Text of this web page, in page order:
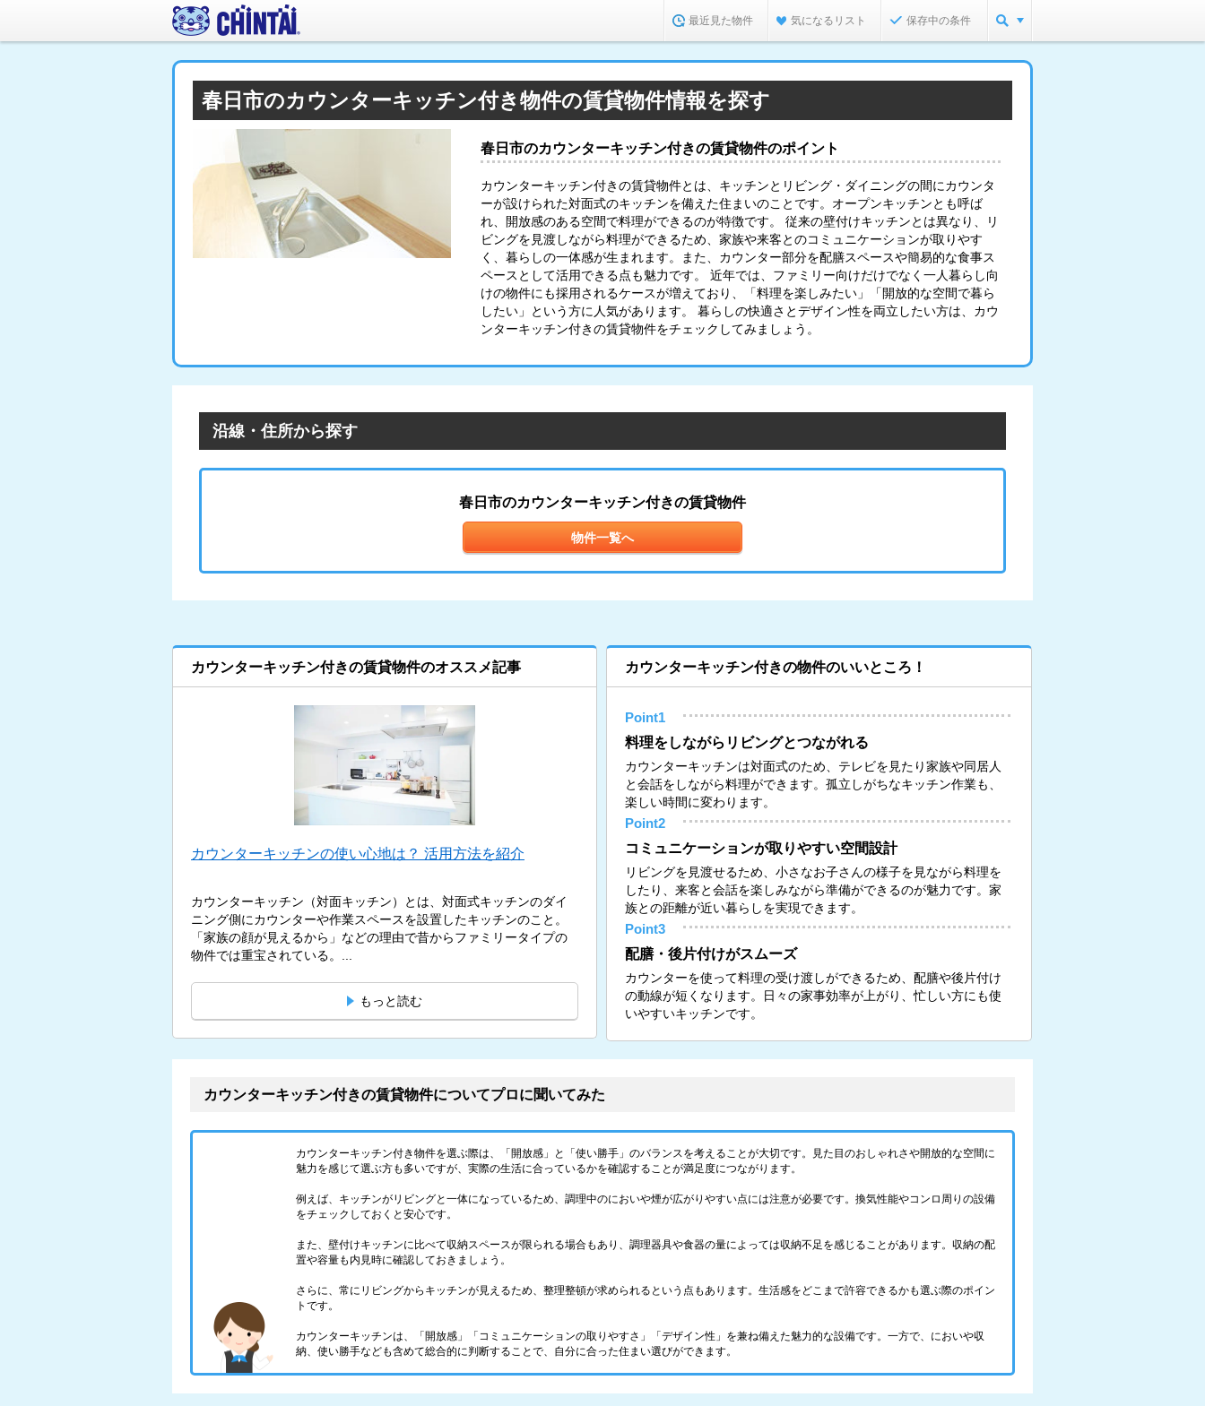
最近見た物件 気になるリスト 保存中の条件
春日市のカウンターキッチン付き物件の賃貸物件情報を探す
春日市のカウンターキッチン付きの賃貸物件のポイント
カウンターキッチン付きの賃貸物件とは、キッチンとリビング・ダイニングの間にカウンタ
ーが設けられた対面式のキッチンを備えた住まいのことです。オープンキッチンとも呼ば
れ、開放感のある空間で料理ができるのが特徴です。 従来の壁付けキッチンとは異なり、リ
ビングを見渡しながら料理ができるため、家族や来客とのコミュニケーションが取りやす
く、暮らしの一体感が生まれます。また、カウンター部分を配膳スペースや簡易的な食事ス
ペースとして活用できる点も魅力です。 近年では、ファミリー向けだけでなく一人暮らし向
けの物件にも採用されるケースが増えており、「料理を楽しみたい」「開放的な空間で暮ら
したい」という方に人気があります。 暮らしの快適さとデザイン性を両立したい方は、カウ
ンターキッチン付きの賃貸物件をチェックしてみましょう。
沿線・住所から探す
春日市のカウンターキッチン付きの賃貸物件
物件一覧へ
カウンターキッチン付きの賃貸物件のオススメ記事
カウンターキッチンの使い心地は？ 活用方法を紹介
カウンターキッチン（対面キッチン）とは、対面式キッチンのダイ
ニング側にカウンターや作業スペースを設置したキッチンのこと。
「家族の顔が見えるから」などの理由で昔からファミリータイプの
物件では重宝されている。...
もっと読む
カウンターキッチン付きの物件のいいところ！
Point1
料理をしながらリビングとつながれる
カウンターキッチンは対面式のため、テレビを見たり家族や同居人
と会話をしながら料理ができます。孤立しがちなキッチン作業も、
楽しい時間に変わります。
Point2
コミュニケーションが取りやすい空間設計
リビングを見渡せるため、小さなお子さんの様子を見ながら料理を
したり、来客と会話を楽しみながら準備ができるのが魅力です。家
族との距離が近い暮らしを実現できます。
Point3
配膳・後片付けがスムーズ
カウンターを使って料理の受け渡しができるため、配膳や後片付け
の動線が短くなります。日々の家事効率が上がり、忙しい方にも使
いやすいキッチンです。
カウンターキッチン付きの賃貸物件についてプロに聞いてみた
カウンターキッチン付き物件を選ぶ際は、「開放感」と「使い勝手」のバランスを考えることが大切です。見た目のおしゃれさや開放的な空間に
魅力を感じて選ぶ方も多いですが、実際の生活に合っているかを確認することが満足度につながります。
例えば、キッチンがリビングと一体になっているため、調理中のにおいや煙が広がりやすい点には注意が必要です。換気性能やコンロ周りの設備
をチェックしておくと安心です。
また、壁付けキッチンに比べて収納スペースが限られる場合もあり、調理器具や食器の量によっては収納不足を感じることがあります。収納の配
置や容量も内見時に確認しておきましょう。
さらに、常にリビングからキッチンが見えるため、整理整頓が求められるという点もあります。生活感をどこまで許容できるかも選ぶ際のポイン
トです。
カウンターキッチンは、「開放感」「コミュニケーションの取りやすさ」「デザイン性」を兼ね備えた魅力的な設備です。一方で、においや収
納、使い勝手なども含めて総合的に判断することで、自分に合った住まい選びができます。